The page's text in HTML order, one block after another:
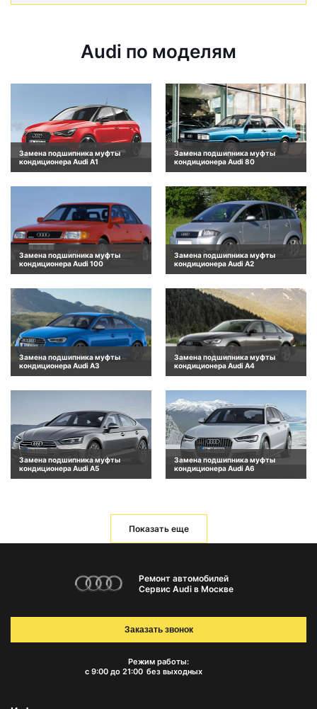
Audi по моделям
Замена подшипника муфты
кондиционера Audi A1
Замена подшипника муфты
кондиционера Audi 80
Замена подшипника муфты
кондиционера Audi 100
Замена подшипника муфты
кондиционера Audi A2
Замена подшипника муфты
кондиционера Audi A3
Замена подшипника муфты
кондиционера Audi A4
Замена подшипника муфты
кондиционера Audi A5
Замена подшипника муфты
кондиционера Audi A6
Показать еще
Ремонт автомобилей
Сервис Audi в Москве
Режим работы:
с 9:00 до 21:00 без выходных
Заказать звонок